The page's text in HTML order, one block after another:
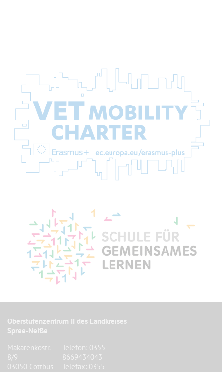
Oberstufenzentrum II des Landkreises
Spree-Neiße
Makarenkostr.
8/9
03050 Cottbus
Telefon: 0355
8669434043
Telefax: 0355